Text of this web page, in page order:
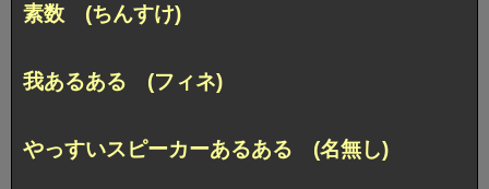
素数 (ちんすけ)
我あるある (フィネ)
やっすいスピーカーあるある (名無し)